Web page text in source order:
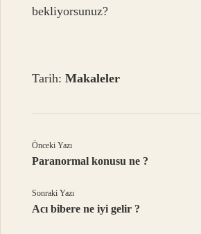
bekliyorsunuz?
Tarih:Makaleler
Önceki Yazı
Paranormal konusu ne ?
Sonraki Yazı
Acı bibere ne iyi gelir ?